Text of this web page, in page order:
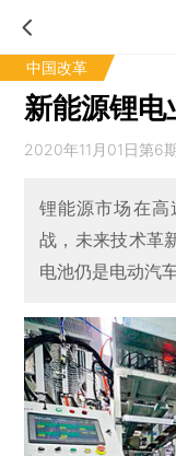
中国改革
新能源锂
2020年11月01日第6
锂能源市场在
战，未来技术革
电池仍是电动汽